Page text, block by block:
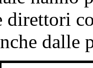
dalle